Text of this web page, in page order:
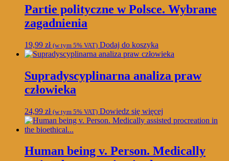
77,70 zł.69,99 zł.
Partie polityczne w Polsce. Wybrane
zagadnienia
19,99 zł (w tym 5% VAT) Dodaj do koszyka
Supradyscyplinarna analiza praw
człowieka
24,99 zł (w tym 5% VAT) Dowiedz się więcej
Human being v. Person. Medically